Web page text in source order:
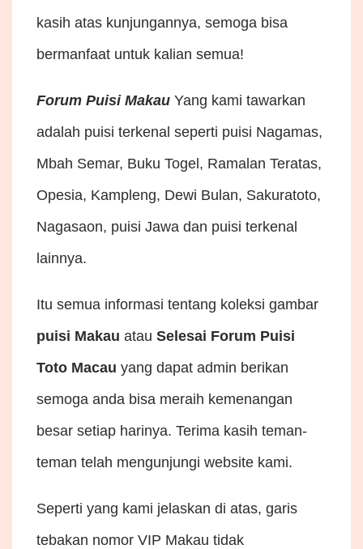
kasih atas kunjungannya, semoga bisa
bermanfaat untuk kalian semua!
Forum Puisi Makau Yang kami tawarkan
adalah puisi terkenal seperti puisi Nagamas,
Mbah Semar, Buku Togel, Ramalan Teratas,
Opesia, Kampleng, Dewi Bulan, Sakuratoto,
Nagasaon, puisi Jawa dan puisi terkenal
lainnya.
Itu semua informasi tentang koleksi gambar
puisi Makau atau Selesai Forum Puisi
Toto Macau yang dapat admin berikan
semoga anda bisa meraih kemenangan
besar setiap harinya. Terima kasih teman-
teman telah mengunjungi website kami.
Seperti yang kami jelaskan di atas, garis
tebakan nomor VIP Makau tidak